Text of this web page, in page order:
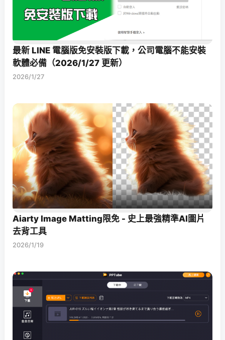
最新 LINE 電腦版免安裝版下載，公司電腦不能安裝
軟體必備（2026/1/27 更新）
2026/1/27
Aiarty Image Matting限免 - 史上最強精準AI圖片
去背工具
2026/1/19